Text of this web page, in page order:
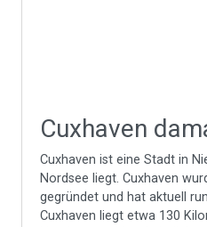
Cuxhaven
Cuxhaven ist eine Stadt in
Nordsee liegt. Cuxhaven
gegründet und hat aktuell
Cuxhaven liegt etwa 130